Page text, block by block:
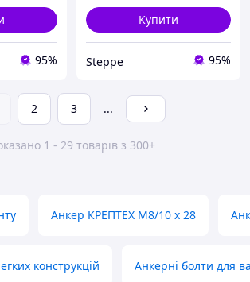
95%
Купити
Steppe 95%
2 3 ...
1 - 29 товарів з 300+
Анкер КРЕПТЕХ M8/10 х 28
конструкцій Анкерні болти для